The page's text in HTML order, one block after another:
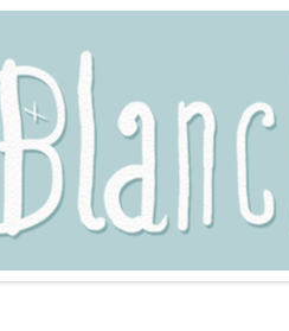
YOGA NIDRA AVEC BHAVĀNĪ –
BIEN PLUS QU’UNE RELAXATION
PROFONDE
LE POST-ACCOUCHEMENT: QUE
PEUT-IL SE PASSER?